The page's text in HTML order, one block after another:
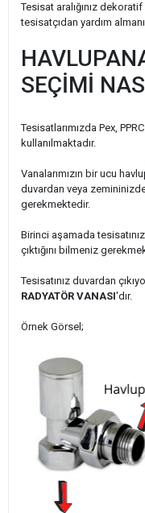
Tesisat aralığınız
tesisatçıdan yardım
SEÇİMİ
Tesisatlarımızda Pex,
kullanılmaktadır.
Vanalarımızın bir ucu
duvardan veya
gerekmektedir.
Birinci aşamada
çıktığını bilmeniz
Tesisatınız duvardan
RADYATÖR VANASI'dır.
Örnek Görsel;